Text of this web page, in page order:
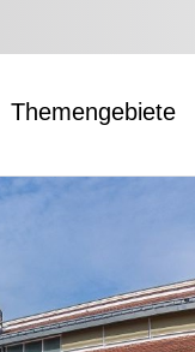
Themengebiete